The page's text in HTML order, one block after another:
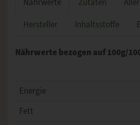
Hersteller
Inhaltsstoffe
Nährwerte bezogen auf 100g/
Energie
Fett